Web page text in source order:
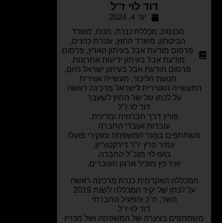
דוד לוי ז"ל
,מכללת כנרת,מנוח,משרד
,משרד החוץ,עטרת כהנים,
פרסום מודעת אבל בעיתון הארץ,פרסום
מודעת אבל בעיתון ידיעות אחרונות,
פרסום מודעת אבל בעיתון ישראל היום,
תנועת הליכוד, תעשייה אווירית
האווירית לישראל מרכינה ראשה
על לכתו של שר החוץ לשעבר
דוד לוי ז"ל
פורץ דרך חברתית ומדינית.
עובדות ועובדי החברה
בצער המשפחה ומוקירי פועלו
עמיר פרץ יו"ר דירקטוריון,
בועז לוי מנכ"ל החברה,
יאיר כץ מזכיר ארגון העוברים.
האקדמית כנרת מרכינה ראשה
על לכתו של יקיר המכללה לשנת 2019
השר, ח"כ והפעיל החברתי
דוד לוי ז"ל
בצערה של המשפחה ושל מכריו